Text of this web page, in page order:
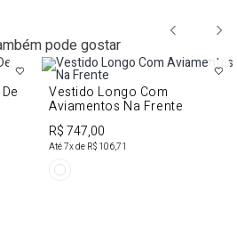
pode gostar
Vestido Longo Com
Aviamentos Na Frente
R$ 747,00
Até7x de R$ 106,71